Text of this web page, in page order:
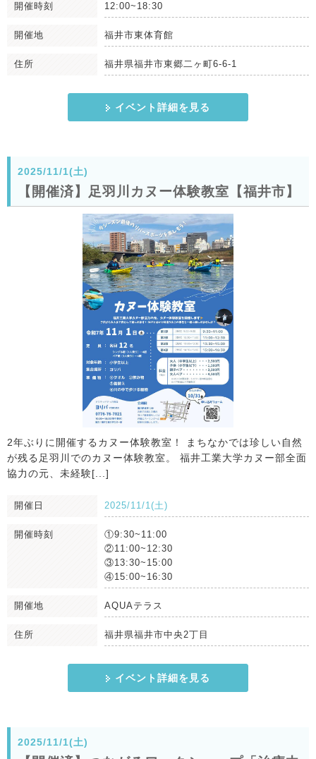
開催時刻 12:00~18:30
開催地 福井市東体育館
住所 福井県福井市東郷二ヶ町6-6-1
イベント詳細を見る
2025/11/1(土)
【開催済】足羽川カヌー体験教室【福井市】
2年ぶりに開催するカヌー体験教室！ まちなかでは珍しい自然
が残る足羽川でのカヌー体験教室。 福井工業大学カヌー部全面
協力の元、未経験[...]
開催日 2025/11/1(土)
開催時刻
①9:30~11:00
②11:00~12:30
③13:30~15:00
④15:00~16:30
開催地 AQUAテラス
住所 福井県福井市中央2丁目
イベント詳細を見る
2025/11/1(土)